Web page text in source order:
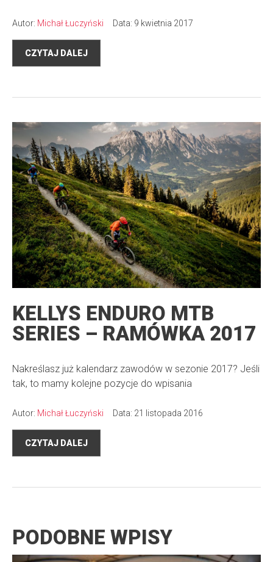
Autor: Michał Łuczyński Data: 9 kwietnia 2017
CZYTAJ DALEJ
KELLYS ENDURO MTB
SERIES – RAMÓWKA 2017
Nakreślasz już kalendarz zawodów w sezonie 2017? Jeśli
tak, to mamy kolejne pozycje do wpisania
Autor: Michał Łuczyński Data: 21 listopada 2016
CZYTAJ DALEJ
PODOBNE WPISY